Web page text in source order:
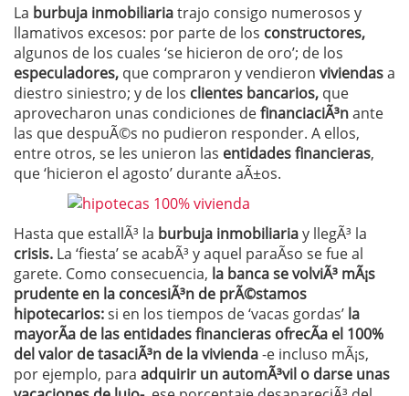
La burbuja inmobiliariatrajo consigo numerosos y
llamativos excesos: por parte de los constructores,
algunos de los cuales ‘se hicieron de oro’; de los
especuladores, que compraron y vendieron viviendasa
diestro siniestro; y de los clientes bancarios, que
aprovecharon unas condiciones definanciaciÃ³nante
las que despuÃ©s no pudieron responder. A ellos,
entre otros, se les unieron las entidades financieras,
que ‘hicieron el agosto’ durante aÃ±os.
Hasta que estallÃ³ la burbuja inmobiliariay llegÃ³ la
crisis. La ‘fiesta’ se acabÃ³ y aquel paraÃ­so se fue al
garete. Como consecuencia, la banca se volviÃ³ mÃ¡s
prudente en la concesiÃ³n de prÃ©stamos
hipotecarios:si en los tiempos de ‘vacas gordas’ la
mayorÃ­a de las entidades financieras ofrecÃ­a el 100%
del valor de tasaciÃ³n de la vivienda-e incluso mÃ¡s,
por ejemplo, para adquirir un automÃ³vil o darse unas